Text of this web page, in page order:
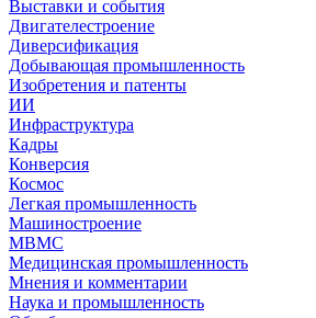
Выставки и события
Двигателестроение
Диверсификация
Добывающая промышленность
Изобретения и патенты
ИИ
Инфраструктура
Кадры
Конверсия
Космос
Легкая промышленность
Машиностроение
МВМС
Медицинская промышленность
Мнения и комментарии
Наука и промышленность